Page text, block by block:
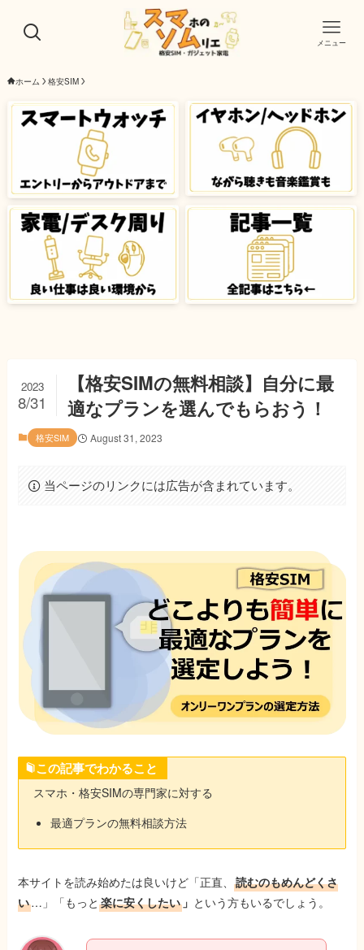
メニュー
ホーム 格安SIM
【格安SIMの無料相談】自分に最
適なプランを選んでもらおう！
2023
8/31
格安SIM August 31, 2023
当ページのリンクには広告が含まれています。
この記事でわかること
スマホ・格安SIMの専門家に対する
最適プランの無料相談方法
本サイトを読み始めたは良いけど「正直、読むのもめんどくさ
い…」「もっと楽に安くしたい 」 という方もいるでしょう。